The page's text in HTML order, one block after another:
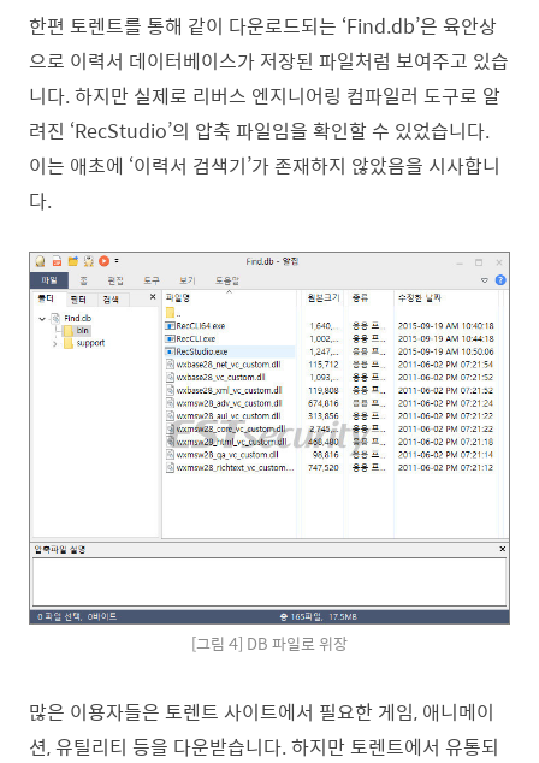
한편 토렌트를 통해 같이 다운로드되는 ‘Find.db’은 육안상
으로 이력서 데이터베이스가 저장된 파일처럼 보여주고 있습
니다. 하지만 실제로 리버스 엔지니어링 컴파일러 도구로 알
려진 ‘RecStudio’의 압축 파일임을 확인할 수 있었습니다.
이는 애초에 ‘이력서 검색기’가 존재하지 않았음을 시사합니
다.
[그림 4] DB 파일로 위장
많은 이용자들은 토렌트 사이트에서 필요한 게임, 애니메이
션, 유틸리티 등을 다운받습니다. 하지만 토렌트에서 유통되